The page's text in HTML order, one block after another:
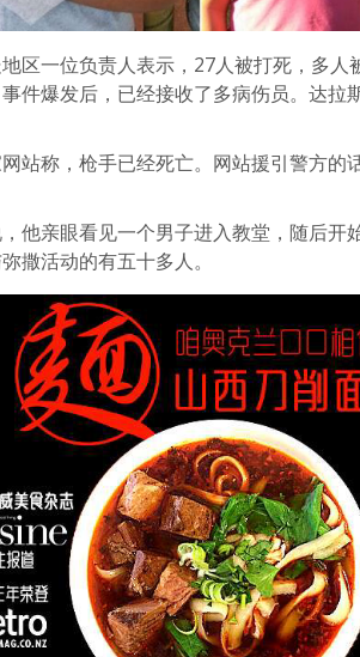
区一位负责人表示，27人被打死，多
件爆发后，已经接收了多病伤员。达拉
站称，枪手已经死亡。网站援引警方的
他亲眼看见一个男子进入教堂，随后开
撒活动的有五十多人。